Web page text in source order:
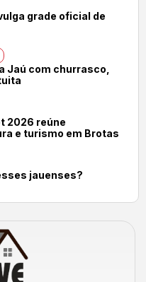
grade oficial de
Jaú com churrasco,
2026 reúne
e turismo em Brotas
jauenses?